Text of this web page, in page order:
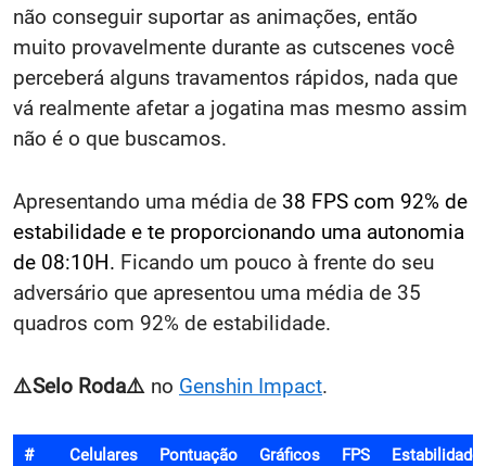
não conseguir suportar as animações, então
muito provavelmente durante as cutscenes você
perceberá alguns travamentos rápidos, nada que
vá realmente afetar a jogatina mas mesmo assim
não é o que buscamos.
Apresentando uma média de 38 FPS com 92% de
estabilidade e te proporcionando uma autonomia
de 08:10H. Ficando um pouco à frente do seu
adversário que apresentou uma média de 35
quadros com 92% de estabilidade.
⚠️Selo Roda⚠️ no Genshin Impact.
# Celulares Pontuação Gráficos FPS Estabilidade